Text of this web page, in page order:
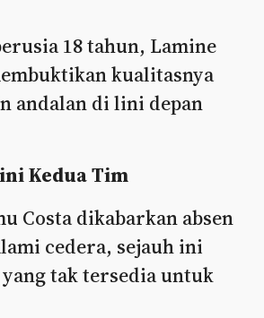
18 tahun, Lamine
kualitasnya
andalan di lini depan
Kedua Tim
Costa dikabarkan absen
cedera, sejauh ini
tak tersedia untuk